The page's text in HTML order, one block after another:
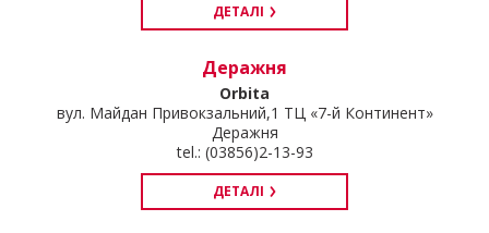
ДЕТАЛІ
Деражня
Orbita
вул. Майдан Привокзальний,1 ТЦ «7-й Континент»
Деражня
tel.: (03856)2-13-93
ДЕТАЛІ